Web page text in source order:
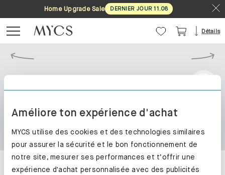
Améliore ton expérience d'achat
MYCS utilise des cookies et des technologies similaires
pour assurer la sécurité et le bon fonctionnement de
notre site, mesurer ses performances et t’offrir une
expérience d'achat personnalisée avec des publicités
Home Upgrade Sale DERNIER JOUR 11.08
Détails